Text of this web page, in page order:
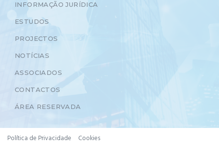
INFORMAÇÃO JURÍDICA
ESTUDOS
PROJECTOS
NOTÍCIAS
ASSOCIADOS
CONTACTOS
ÁREA RESERVADA
Política de Privacidade Cookies